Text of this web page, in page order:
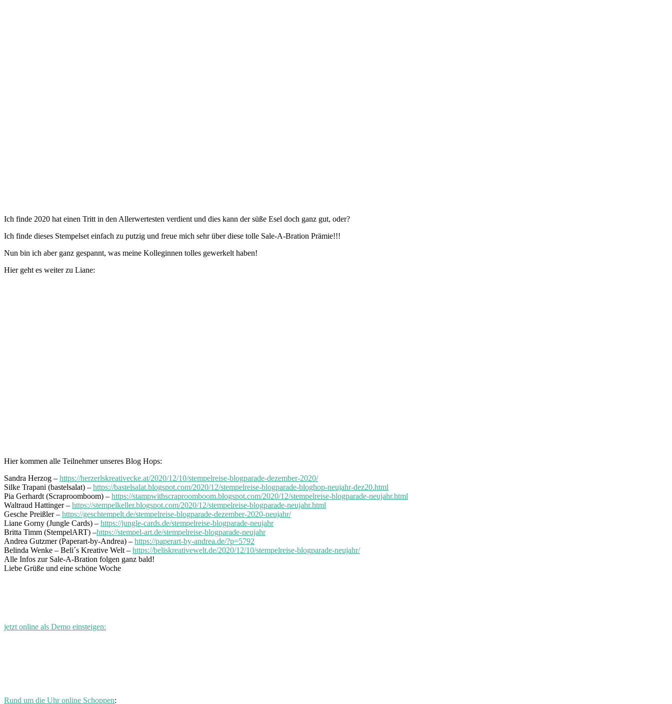
Ich finde 2020 hat einen Tritt in den Allerwertesten verdient und dies kann der süße Esel doch ganz gut, oder?
Ich finde dieses Stempelset einfach zu putzig und freue mich sehr über diese tolle Sale-A-Bration Prämie!!!
Nun bin ich aber ganz gespannt, was meine Kolleginnen tolles gewerkelt haben!
Hier geht es weiter zu Liane:
Hier kommen alle Teilnehmer unseres Blog Hops:
Sandra Herzog – https://herzerlskreativecke.at/2020/12/10/stempelreise-blogparade-dezember-2020/‎
Silke Trapani (bastelsalat) – https://bastelsalat.blogspot.com/2020/12/stempelreise-blogparade-bloghop-neujahr-dez20.html
Pia Gerhardt (Scraproomboom) – https://stampwithscraproomboom.blogspot.com/2020/12/stempelreise-blogparade-neujahr.html
Waltraud Hattinger – https://stempelkeller.blogspot.com/2020/12/stempelreise-blogparade-neujahr.html
Gesche Preißler – https://geschtempelt.de/stempelreise-blogparade-dezember-2020-neujahr/
Liane Gorny (Jungle Cards) – https://jungle-cards.de/stempelreise-blogparade-neujahr
Britta Timm (StempelART) –https://stempel-art.de/stempelreise-blogparade-neujahr
Andrea Gutzmer (Paperart-by-Andrea) – https://paperart-by-andrea.de/?p=5792
Belinda Wenke – Beli´s Kreative Welt – https://beliskreativewelt.de/2020/12/10/stempelreise-blogparade-neujahr/
Alle Infos zur Sale-A-Bration folgen ganz bald!
Liebe Grüße und eine schöne Woche
jetzt online als Demo einsteigen:
Rund um die Uhr online Schoppen: